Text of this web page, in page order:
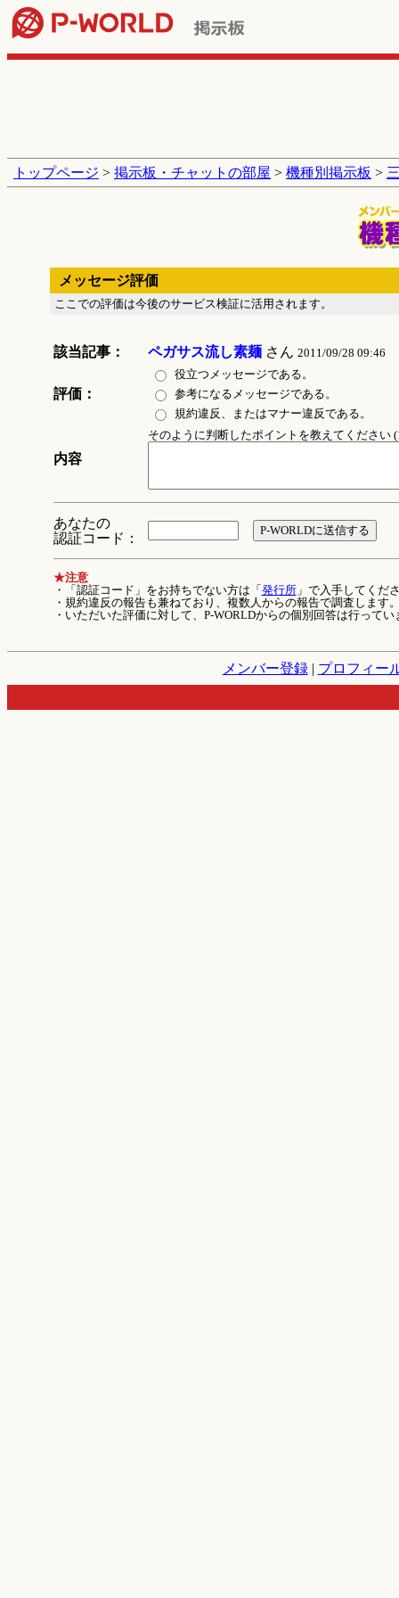
トップページ > 掲示板・チャットの部屋 > 機種別掲示板 >
メッセージ評価
ここでの評価は今後のサービス検証に活用されます。
該当記事： ペガサス流し素麺さん 2011/09/28 09:46
評価：
役立つメッセージである。
参考になるメッセージである。
規約違反、またはマナー違反である。
内容
そのように判断したポイントを教えてください
あなたの
認証コード：
★注意
・「認証コード」をお持ちでない方は「 発行所」で入手してくだ
・規約違反の報告も兼ねており、複数人からの報告で調査します
・いただいた評価に対して、P-WORLDからの個別回答は行ってい
メンバー登録| プロフィー